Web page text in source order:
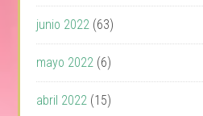
junio 2022 (63)
mayo 2022 (6)
abril 2022 (15)